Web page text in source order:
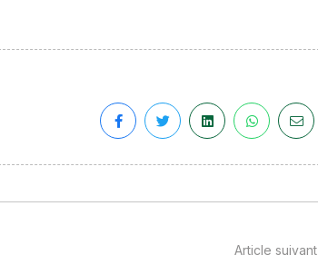
Article suivant